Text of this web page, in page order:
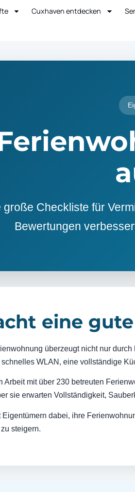
Cuxhaven entdecken
große Checkliste für
Bewertungen
eine
überzeugt nicht nur
WLAN, eine vollständige
Arbeit mit über 230 betreuten
sie erwarten Vollständigkeit,
dabei, ihre
steigern.